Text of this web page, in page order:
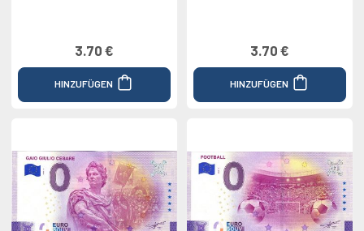
3.70 €
HINZUFÜGEN
3.70 €
HINZUFÜGEN